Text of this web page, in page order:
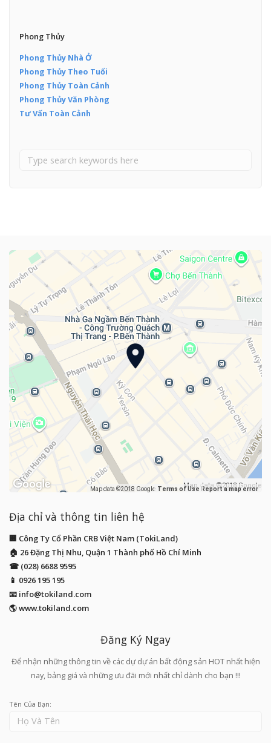
Phong Thủy
Phong Thủy Nhà Ở
Phong Thủy Theo Tuổi
Phong Thủy Toàn Cảnh
Phong Thủy Văn Phòng
Tư Vấn Toàn Cảnh
Map data ©2018 Google Map data ©2018 Google
Terms of Use Report a map error
Địa chỉ và thông tin liên hệ
🏢 Công Ty Cổ Phần CRB Việt Nam (TokiLand)
🏠 26 Đặng Thị Nhu, Quận 1 Thành phố Hồ Chí Minh
☎ (028) 6688 9595
📱 0926 195 195
📧 info@tokiland.com
🌎 www.tokiland.com
Đăng Ký Ngay
Để nhận những thông tin về các dự dự án bất động sản HOT nhất hiện
nay, bảng giá và những ưu đãi mới nhất chỉ dành cho bạn !!!
Tên Của Bạn: